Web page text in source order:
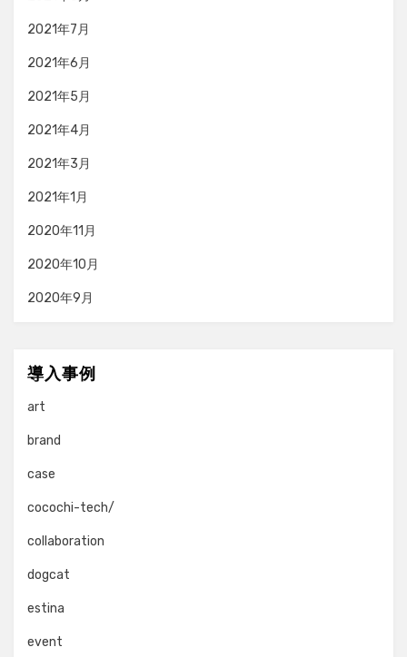
2021年7月
2021年6月
2021年5月
2021年4月
2021年3月
2021年1月
2020年11月
2020年10月
2020年9月
導入事例
art
brand
case
cocochi-tech/
collaboration
dogcat
estina
event